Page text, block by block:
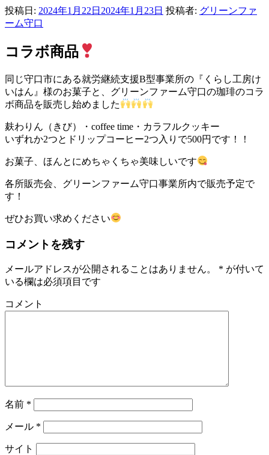
投稿日: 2024年1月22日 2024年1月23日 投稿者: グリーンファ
ーム守口
コラボ商品
同じ守口市にある就労継続支援B型事業所の『くらし工房け
いはん』様のお菓子と、グリーンファーム守口の珈琲のコラ
ボ商品を販売し始めました
麸わりん（きび）・coffee time・カラフルクッキー
いずれか2つとドリップコーヒー2つ入りで500円です！！
お菓子、ほんとにめちゃくちゃ美味しいです
各所販売会、グリーンファーム守口事業所内で販売予定で
す！
ぜひお買い求めください
コメントを残す
メールアドレスが公開されることはありません。 * が付いて
いる欄は必須項目です
コメント
名前 *
メール *
サイト